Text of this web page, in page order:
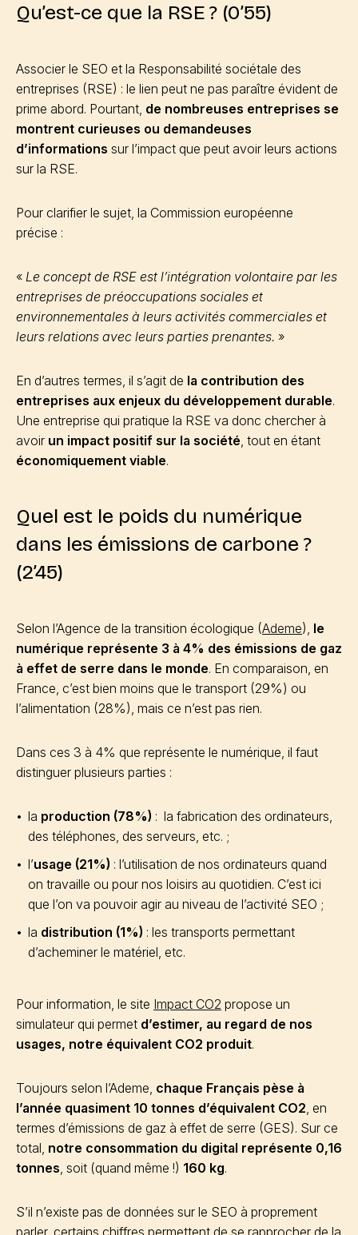
Qu’est-ce que la RSE ? (0’55)
Associer le SEO et la Responsabilité sociétale des
entreprises (RSE) : le lien peut ne pas paraître évident de
prime abord. Pourtant, de nombreuses entreprises se
montrent curieuses ou demandeuses
d’informations sur l’impact que peut avoir leurs actions
sur la RSE.
Pour clarifier le sujet, la Commission européenne
précise :
« Le concept de RSE est l’intégration volontaire par les
entreprises de préoccupations sociales et
environnementales à leurs activités commerciales et
leurs relations avec leurs parties prenantes. »
En d’autres termes, il s’agit de la contribution des
entreprises aux enjeux du développement durable.
Une entreprise qui pratique la RSE va donc chercher à
avoir un impact positif sur la société, tout en étant
économiquement viable.
Quel est le poids du numérique
dans les émissions de carbone ?
(2’45)
Selon l’Agence de la transition écologique (Ademe), le
numérique représente 3 à 4% des émissions de gaz
à effet de serre dans le monde. En comparaison, en
France, c’est bien moins que le transport (29%) ou
l’alimentation (28%), mais ce n’est pas rien.
Dans ces 3 à 4% que représente le numérique, il faut
distinguer plusieurs parties :
la production (78%) : la fabrication des ordinateurs,
des téléphones, des serveurs, etc. ;
l’usage (21%) : l’utilisation de nos ordinateurs quand
on travaille ou pour nos loisirs au quotidien. C’est ici
que l’on va pouvoir agir au niveau de l’activité SEO ;
la distribution (1%) : les transports permettant
d’acheminer le matériel, etc.
Pour information, le site Impact CO2 propose un
simulateur qui permet d’estimer, au regard de nos
usages, notre équivalent CO2 produit.
Toujours selon l’Ademe, chaque Français pèse à
l’année quasiment 10 tonnes d’équivalent CO2, en
termes d’émissions de gaz à effet de serre (GES). Sur ce
total, notre consommation du digital représente 0,16
tonnes, soit (quand même !) 160 kg.
S’il n’existe pas de données sur le SEO à proprement
parler, certains chiffres permettent de se rapprocher de la